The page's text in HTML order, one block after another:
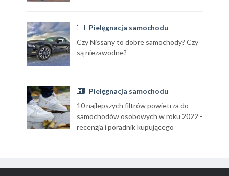
Pielęgnacja samochodu
Czy Nissany to dobre samochody? Czy
są niezawodne?
Pielęgnacja samochodu
10 najlepszych filtrów powietrza do
samochodów osobowych w roku 2022 -
recenzja i poradnik kupującego